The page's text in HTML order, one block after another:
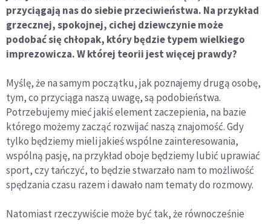
przyciągają nas do siebie przeciwieństwa. Na przykład
grzecznej, spokojnej, cichej dziewczynie może
podobać się chłopak, który będzie typem wielkiego
imprezowicza. W której teorii jest więcej prawdy?
Myślę, że na samym początku, jak poznajemy drugą osobę,
tym, co przyciąga naszą uwagę, są podobieństwa.
Potrzebujemy mieć jakiś element zaczepienia, na bazie
którego możemy zacząć rozwijać naszą znajomość. Gdy
tylko będziemy mieli jakieś wspólne zainteresowania,
wspólną pasję, na przykład oboje będziemy lubić uprawiać
sport, czy tańczyć, to będzie stwarzało nam to możliwość
spędzania czasu razem i dawało nam tematy do rozmowy.
Natomiast rzeczywiście może być tak, że równocześnie